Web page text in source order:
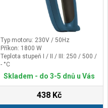
Typ motoru: 230V / 50Hz
Příkon: 1800 W
Teplota stupeň I / II / III: 250 / 500 /
- °C
Průtok vzduchu st. I / II / II: 250 /
500 / - l/min
Skladem - do 3-5 dnů u Vás
438 Kč